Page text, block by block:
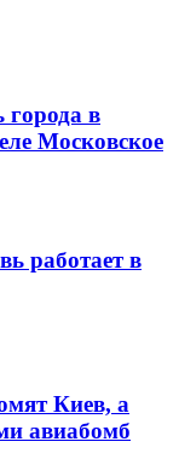
в
Московское
работает в
Киев, а
авиабомб